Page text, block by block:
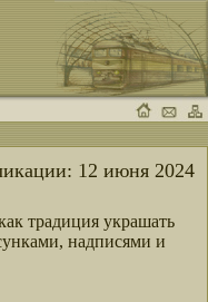
12 июня 2024
традиция украшать
надписями и